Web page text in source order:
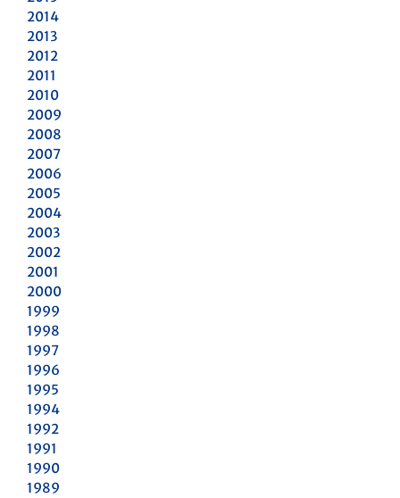
2014
2013
2012
2011
2010
2009
2008
2007
2006
2005
2004
2003
2002
2001
2000
1999
1998
1997
1996
1995
1994
1992
1991
1990
1989